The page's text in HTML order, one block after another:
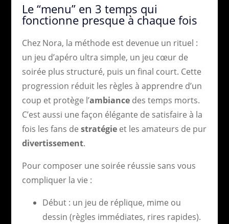
Le “menu” en 3 temps qui
fonctionne presque à chaque fois
Chez Nora, la méthode est devenue un rituel :
un jeu d’apéro ultra simple, un jeu cœur de
soirée plus structuré, puis un final court. Cette
progression réduit les règles à apprendre d’un
coup et protège l’ambiancedes temps morts.
C’est aussi une façon élégante de satisfaire à la
fois les fans de stratégieet les amateurs de pur
divertissement.
Pour composer une soirée réussie sans vous
compliquer la vie :
Début : un jeu de réplique, mime ou
dessin (règles immédiates, rires rapides).